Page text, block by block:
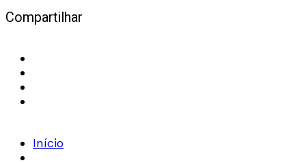
Compartilhar
Início